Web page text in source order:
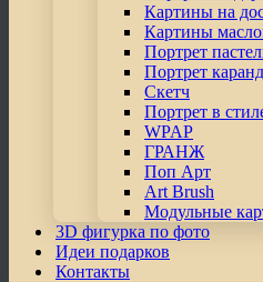
Картины на
Картины
Портрет
Портрет
Скетч
Портрет в
WPAP
ГРАНЖ
Поп Арт
Art Brush
Модульные
3D фигурка по фото
Идеи подарков
Контакты